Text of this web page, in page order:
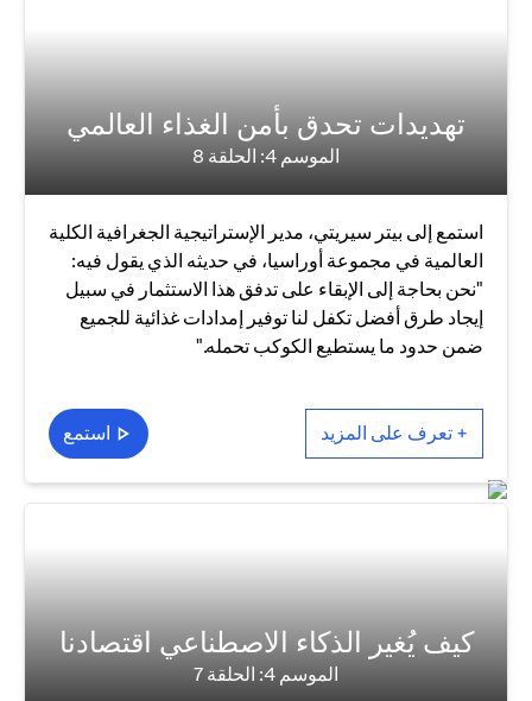
تهديدات تحدق بأمن الغذاء العالمي
الموسم 4: الحلقة 8
استمع إلى بيتر سيريتي، مدير الإستراتيجية الجغرافية الكلية
العالمية في مجموعة أوراسيا، في حديثه الذي يقول فيه:
"نحن بحاجة إلى الإبقاء على تدفق هذا الاستثمار في سبيل
إيجاد طرق أفضل تكفل لنا توفير إمدادات غذائية للجميع
ضمن حدود ما يستطيع الكوكب تحمله."
+ تعرف على المزيد استمع
كيف يُغير الذكاء الاصطناعي اقتصادنا
الموسم 4: الحلقة 7